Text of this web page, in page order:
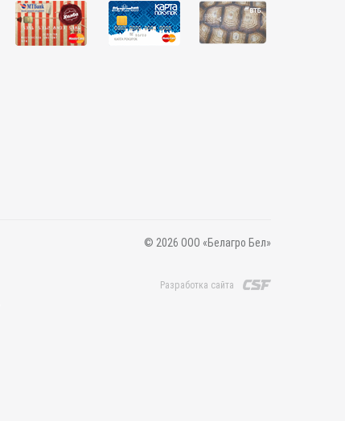
© 2026 ООО «Белагро Бел»
Разработка сайта